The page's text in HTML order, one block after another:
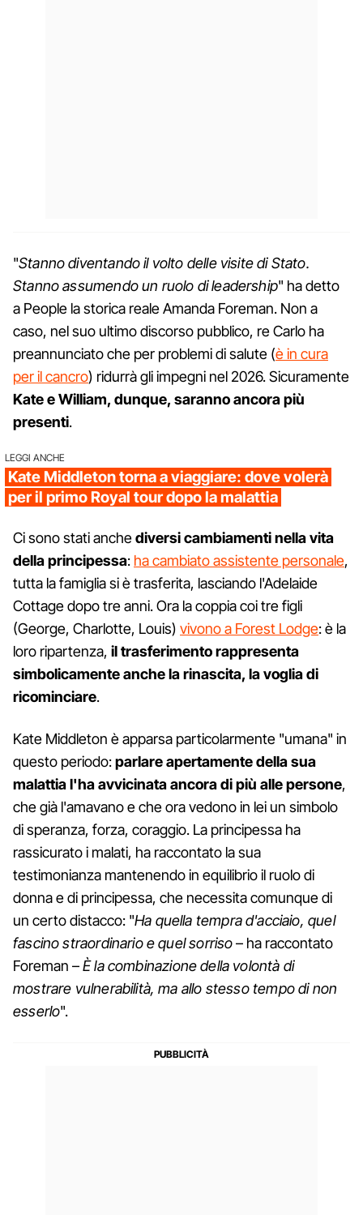
"Stanno diventando il volto delle visite di Stato.
Stanno assumendo un ruolo di leadership" ha detto
a People la storica reale Amanda Foreman. Non a
caso, nel suo ultimo discorso pubblico, re Carlo ha
preannunciato che per problemi di salute (è in cura
per il cancro) ridurrà gli impegni nel 2026. Sicuramente
Kate e William, dunque, saranno ancora più
presenti.
LEGGI ANCHE
Kate Middleton torna a viaggiare: dove volerà
per il primo Royal tour dopo la malattia
Ci sono stati anchediversi cambiamenti nella vita
della principessa: ha cambiato assistente personale,
tutta la famiglia si è trasferita, lasciando l'Adelaide
Cottage dopo tre anni. Ora la coppia coi tre figli
(George, Charlotte, Louis) vivono a Forest Lodge: è la
loro ripartenza, il trasferimento rappresenta
simbolicamente anche la rinascita, la voglia di
ricominciare.
Kate Middleton è apparsa particolarmente "umana" in
questo periodo:parlare apertamente della sua
malattia l'ha avvicinata ancora di più alle persone,
che già l'amavano e che ora vedono in lei un simbolo
di speranza, forza, coraggio. La principessa ha
rassicurato i malati, ha raccontato la sua
testimonianza mantenendo in equilibrio il ruolo di
donna e di principessa, che necessita comunque di
un certo distacco: "Ha quella tempra d'acciaio, quel
fascino straordinario e quel sorriso– ha raccontato
Foreman –È la combinazione della volontà di
mostrare vulnerabilità, ma allo stesso tempo di non
esserlo".